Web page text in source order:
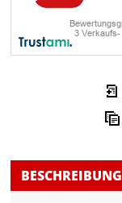
BESCHREIBUNG